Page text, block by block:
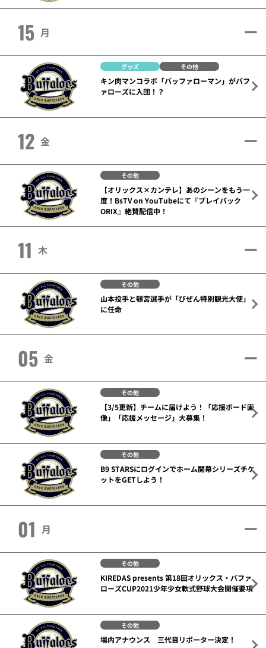
15 月
グッズ その他
キン肉マンコラボ「バッファローマン」がバフ
ァローズに入団！？
12 金
その他
【オリックス×カンテレ】あのシーンをもう一
度！BsTV on YouTubeにて『プレイバック
ORIX』絶賛配信中！
11 木
その他
山本投手と頓宮選手が「びぜん特別観光大使」
に任命
05 金
その他
【3/5更新】チームに届けよう！「応援ボード画
像」「応援メッセージ」大募集！
その他
B9 STARSにログインでホーム開幕シリーズチケ
ットをGETしよう！
01 月
その他
KIREDAS presents 第18回オリックス・バファ
ローズCUP2021少年少女軟式野球大会開催要項
その他
場内アナウンス 三代目リポーター決定！